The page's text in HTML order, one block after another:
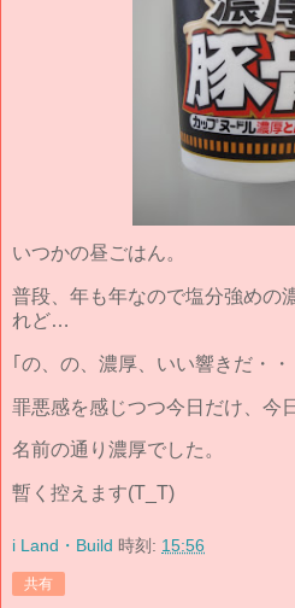
いつかの昼ごはん。
普段、年も年なので塩分強めの
れど…
｢の、の、濃厚、いい響きだ・・
罪悪感を感じつつ今日だけ、今
名前の通り濃厚でした。
暫く控えます(T_T)
i Land・Build 時刻: 15:56
共有